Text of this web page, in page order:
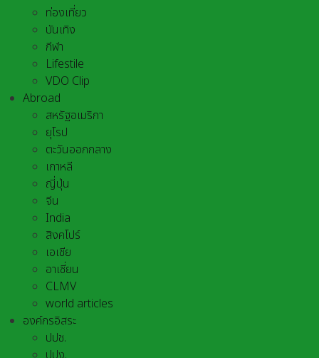
ท่องเที่ยว
บันเทิง
กีฬา
Lifestile
VDO Clip
Abroad
สหรัฐอเมริกา
ยุโรป
ตะวันออกกลาง
เกาหลี
ญี่ปุ่น
จีน
India
สิงคโปร์
เอเชีย
อาเชี่ยน
CLMV
world articles
องค์กรอิสระ
ปปช.